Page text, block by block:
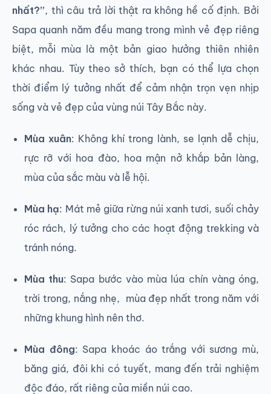
nhất?”, thì câu trả lời thật ra không hề cố định. Bởi
Sapa quanh năm đều mang trong mình vẻ đẹp riêng
biệt, mỗi mùa là một bản giao hưởng thiên nhiên
khác nhau. Tùy theo sở thích, bạn có thể lựa chọn
thời điểm lý tưởng nhất để cảm nhận trọn vẹn nhịp
sống và vẻ đẹp của vùng núi Tây Bắc này.
Mùa xuân: Không khí trong lành, se lạnh dễ chịu,
rực rỡ với hoa đào, hoa mận nở khắp bản làng,
mùa của sắc màu và lễ hội.
Mùa hạ: Mát mẻ giữa rừng núi xanh tươi, suối chảy
róc rách, lý tưởng cho các hoạt động trekking và
tránh nóng.
Mùa thu: Sapa bước vào mùa lúa chín vàng óng,
trời trong, nắng nhẹ, mùa đẹp nhất trong năm với
những khung hình nên thơ.
Mùa đông: Sapa khoác áo trắng với sương mù,
băng giá, đôi khi có tuyết, mang đến trải nghiệm
độc đáo, rất riêng của miền núi cao.